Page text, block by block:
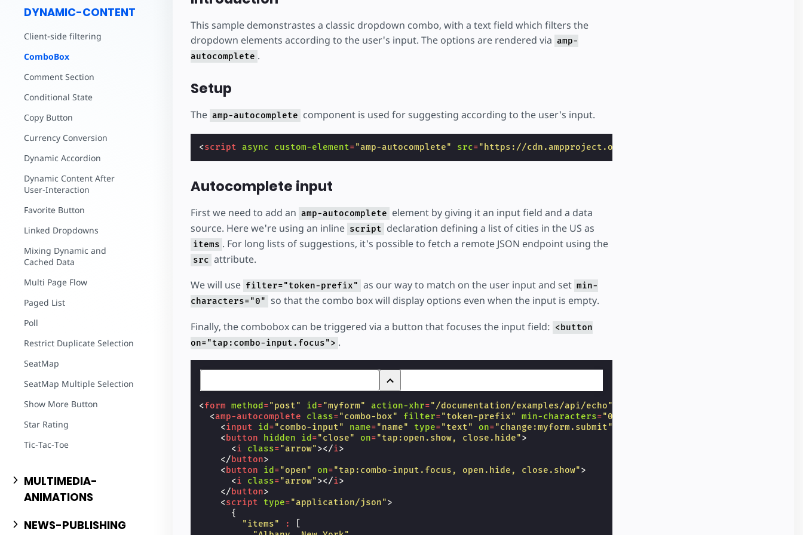
DYNAMIC-CONTENT
Client-side filtering
ComboBox
Comment Section
Conditional State
Copy Button
Currency Conversion
Dynamic Accordion
Dynamic Content After
User-Interaction
Favorite Button
Linked Dropdowns
Mixing Dynamic and
Cached Data
Multi Page Flow
Paged List
Poll
Restrict Duplicate Selection
SeatMap
SeatMap Multiple Selection
Show More Button
Star Rating
Tic-Tac-Toe
MULTIMEDIA-
ANIMATIONS
NEWS-PUBLISHING
This sample demonstrastes a classic dropdown combo, with a text field which filters the
dropdown elements according to the user's input. The options are rendered via amp-
autocomplete .
Setup
The amp-autocomplete component is used for suggesting according to the user's input.
<script async custom-element="amp-autocomplete" src="https://cdn.ampproject.org/v0/amp-autocomplete-0.1.js"
Autocomplete input
First we need to add an amp-autocomplete element by giving it an input field and a data
source. Here we're using an inline script declaration defining a list of cities in the US as
items . For long lists of suggestions, it's possible to fetch a remote JSON endpoint using the
src attribute.
We will use filter="token-prefix" as our way to match on the user input and set min-
characters="0" so that the combo box will display options even when the input is empty.
Finally, the combobox can be triggered via a button that focuses the input field: <button
on="tap:combo-input.focus"> .
<form method ="post" id ="myform" action-xhr="/documentation/examples/api/echo"
<amp-autocomplete class="combo-box" filter="token-prefix" min-characters="0"
<input id ="combo-input" name="name" type="text" on="change:myform.submit"
<button hidden id ="close" on="tap:open.show, close.hide">
<i class="arrow"></i>
</button>
<button id ="open" on="tap:combo-input.focus, open.hide, close.show">
<i class="arrow"></i>
</button>
<script type="application/json">
{
"items"
: